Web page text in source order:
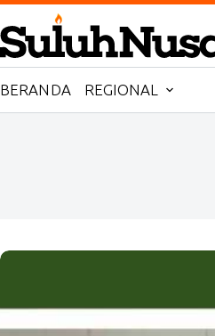
Skip
to
content
BERANDA REGIONAL